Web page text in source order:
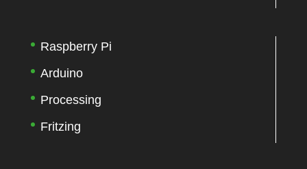
Raspberry Pi
Arduino
Processing
Fritzing